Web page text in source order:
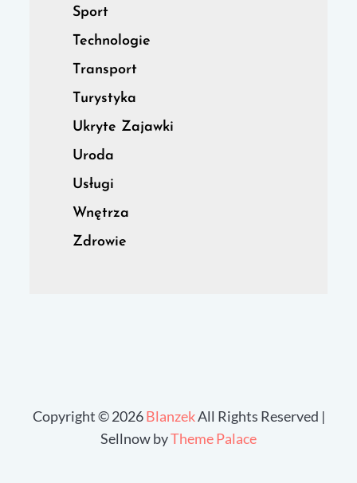
Sport
Technologie
Transport
Turystyka
Ukryte Zajawki
Uroda
Usługi
Wnętrza
Zdrowie
Copyright © 2026BlanzekAll Rights Reserved |
Sellnow byTheme Palace